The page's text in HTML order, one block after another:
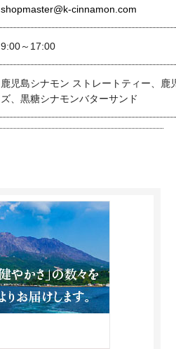
shopmaster@k-cinnamon.com
9:00～17:00
鹿児島シナモン ストレートティー、
ズ、黒糖シナモンバターサンド